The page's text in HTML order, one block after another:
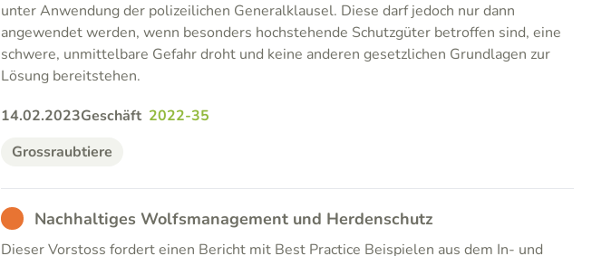
unter Anwendung der polizeilichen Generalklausel. Diese darf jedoch nur dann
angewendet werden, wenn besonders hochstehende Schutzgüter betroffen sind, eine
schwere, unmittelbare Gefahr droht und keine anderen gesetzlichen Grundlagen zur
Lösung bereitstehen.
14.02.2023Geschäft 2022-35
Grossraubtiere
BAD Nachhaltiges Wolfsmanagement und Herdenschutz
Dieser Vorstoss fordert einen Bericht mit Best Practice Beispielen aus dem In- und